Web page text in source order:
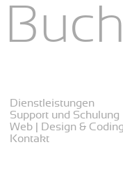
menu
Dienstleistungen
Support und Schulung
Web | Design & Coding
Kontakt